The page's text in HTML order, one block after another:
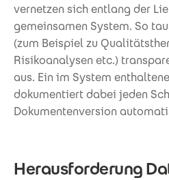
vernetzen sich entlang der
gemeinsamen System. So
(zum Beispiel zu
Risikoanalysen etc.)
aus. Ein im System
dokumentiert dabei jeden
Dokumentenversion
Herausforderung